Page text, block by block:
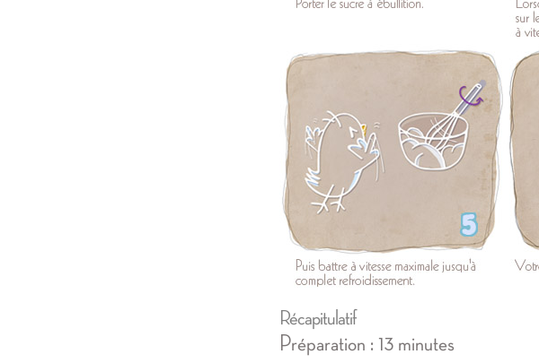
Récapitulatif
Préparation : 13 minutes